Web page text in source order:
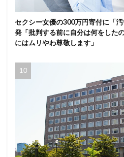
セクシー女優の300万円寄付に「
発「批判する前に自分は何をした
にはムリやわ尊敬します」